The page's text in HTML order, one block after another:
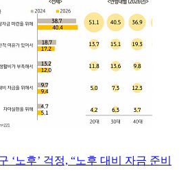
‘노후’ 걱정, “노후 대비 자금 준비